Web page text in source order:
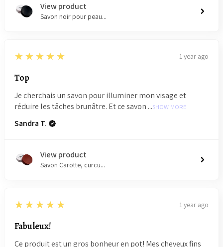
View product
Savon noir pour peau...
5
★★★★★ 1 year ago
Top
Je cherchais un savon pour illuminer mon visage et
réduire les tâches brunâtre. Et ce savon ...SHOW MORE
Sandra T.
View product
Savon Carotte, curcu...
5
★★★★★ 1 year ago
Fabuleux!
Ce produit est un gros bonheur en pot! Mes cheveux fins